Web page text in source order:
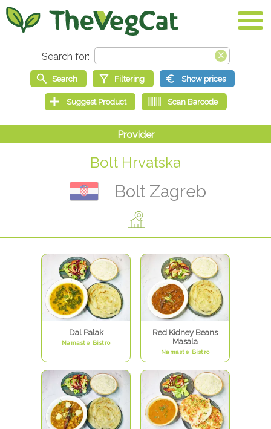
Bolt Hrvatska
Bolt Zagreb
Dal Palak
Namaste Bistro
Red Kidney Beans
Masala
Namaste Bistro